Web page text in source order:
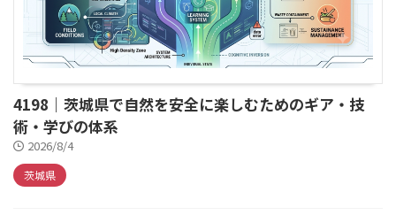
4198｜茨城県で自然を安全に楽しむためのギア・技
術・学びの体系
2026/8/4
茨城県